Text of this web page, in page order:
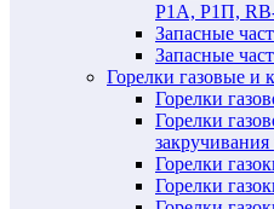
Р1А, Р1П,
Запасные
Запасные
Горелки газовые
Горелки
Горелки
закручивания
Горелки
Горелки